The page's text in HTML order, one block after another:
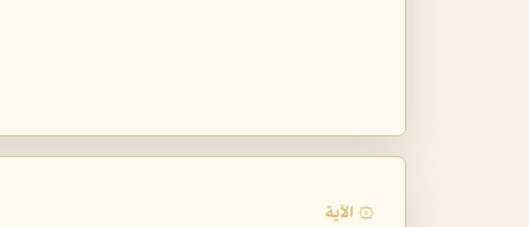
۞ الآية